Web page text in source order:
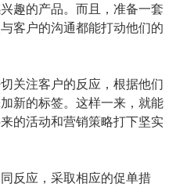
趣的产品。而且，准备一套
客户的沟通都能打动他们的
关注客户的反应，根据他们
新的标签。这样一来，就能
的活动和营销策略打下坚实
反应，采取相应的促单措